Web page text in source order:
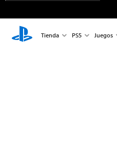
Tienda PS5 Juegos